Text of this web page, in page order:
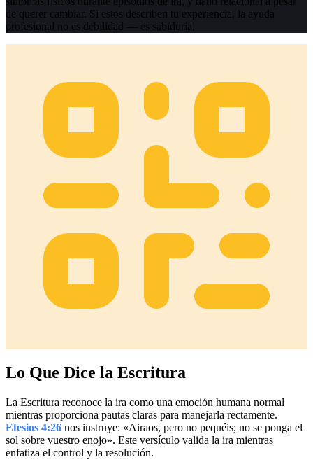
de querer cambiar. Si estos describen tu experiencia, la ayuda
profesional no es debilidad — es sabiduría.
Lo Que Dice la Escritura
La Escritura reconoce la ira como una emoción humana normal
mientras proporciona pautas claras para manejarla rectamente.
Efesios 4:26 nos instruye: «Airaos, pero no pequéis; no se ponga el
sol sobre vuestro enojo». Este versículo valida la ira mientras
enfatiza el control y la resolución.